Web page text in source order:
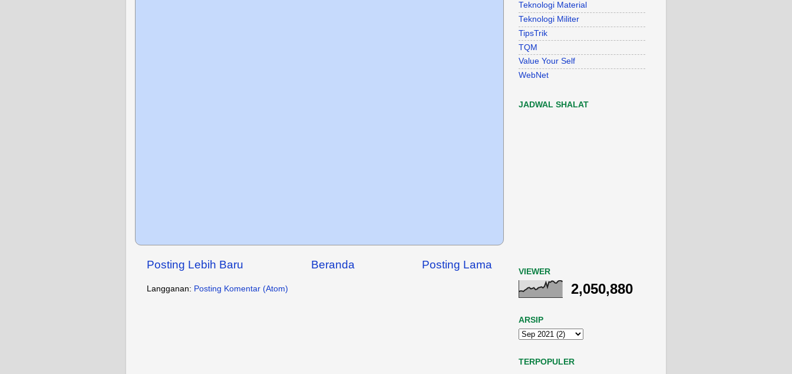
Posting Lebih Baru Posting Lama
Beranda
Langganan: Posting Komentar (Atom)
Teknologi Material
Teknologi Militer
TipsTrik
TQM
Value Your Self
WebNet
JADWAL SHALAT
VIEWER
2,050,880
ARSIP
TERPOPULER